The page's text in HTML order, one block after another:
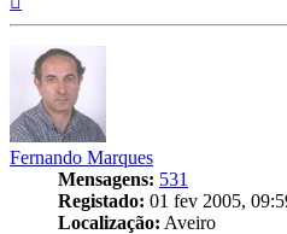
Fernando Marques
Mensagens: 531
Registado: 01 fev 2005,
Localização: Aveiro